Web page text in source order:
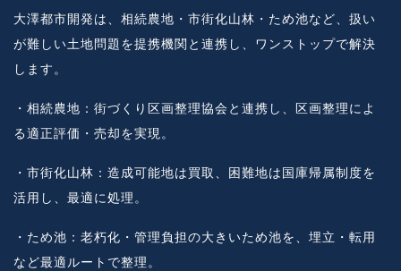
大澤都市開発は、相続農地・市街化山林・ため池など、扱い
が難しい土地問題を提携機関と連携し、ワンストップで解決
します。
・相続農地：街づくり区画整理協会と連携し、区画整理によ
る適正評価・売却を実現。
・市街化山林：造成可能地は買取、困難地は国庫帰属制度を
活用し、最適に処理。
・ため池：老朽化・管理負担の大きいため池を、埋立・転用
など最適ルートで整理。